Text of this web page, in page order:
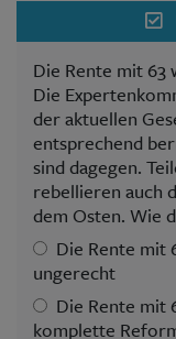
Die Rente mit
Die
der aktuellen
entsprechend
sind dagegen.
rebellieren auch
dem Osten. Wie
Die Rente mit
ungerecht
Die Rente mit
komplette